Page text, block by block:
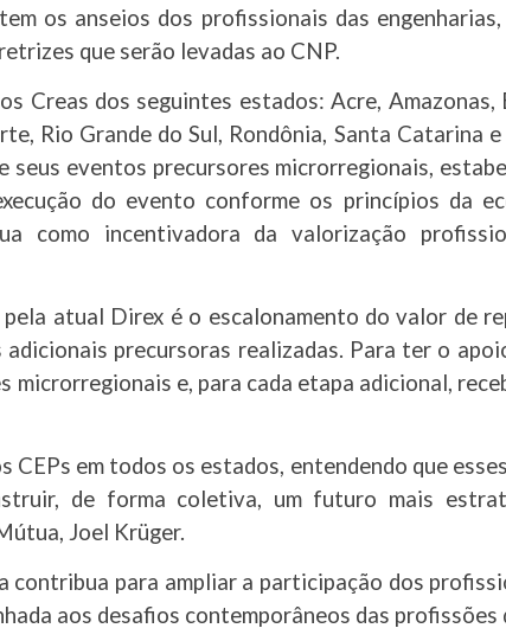
os anseios dos profissionais das
que serão levadas ao CNP.
Creas dos seguintes estados: Acre,
Rio Grande do Sul, Rondônia, Santa Catarina
seus eventos precursores microrregionais,
do evento conforme os princípios da
como incentivadora da valorização
atual Direx é o escalonamento do valor de
adicionais precursoras realizadas. Para ter o
e, para cada etapa adicional,
CEPs em todos os estados, entendendo que
de forma coletiva, um futuro mais
Joel Krüger.
para ampliar a participação dos
aos desafios contemporâneos das